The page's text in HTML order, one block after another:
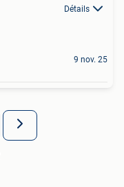
Détails
9 nov. 25